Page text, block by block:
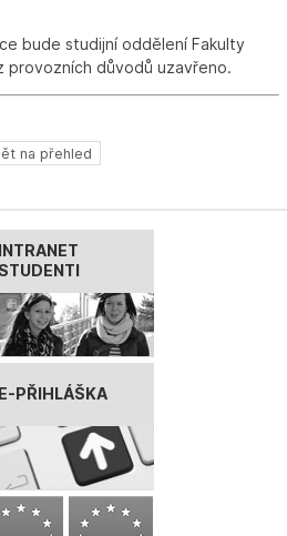
bude studijní oddělení Fakulty
provozních důvodů uzavřeno.
na přehled
INTRANET
STUDENTI
E-PŘIHLÁŠKA